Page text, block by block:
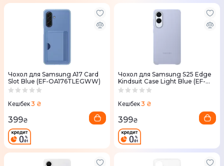
Чохол для Samsung A17 Card
Slot Blue (EF-OA176TLEGWW)
Кешбек3 ₴
399₴
Чохол для Samsung S25 Edge
Kindsuit Case Light Blue (EF-
VS937PLEGWW)
Кешбек3 ₴
399₴